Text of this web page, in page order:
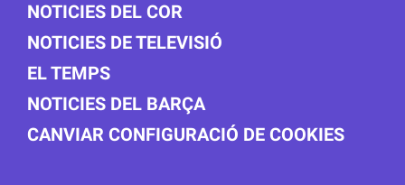
NOTICIES DEL COR
NOTICIES DE TELEVISIÓ
EL TEMPS
NOTICIES DEL BARÇA
CANVIAR CONFIGURACIÓ DE COOKIES